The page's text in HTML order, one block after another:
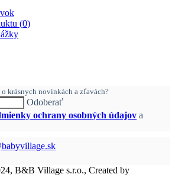
(0)
krásnych novinkách a zľavách?
Odoberať
ochrany osobných údajov a
B&B Village s.r.o., Created by